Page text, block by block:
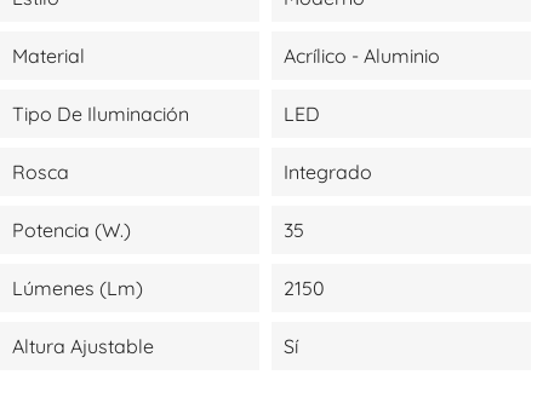
Material Acrílico - Aluminio
Tipo De Iluminación LED
Rosca Integrado
Potencia (W.) 35
Lúmenes (lm) 2150
Altura Ajustable Sí